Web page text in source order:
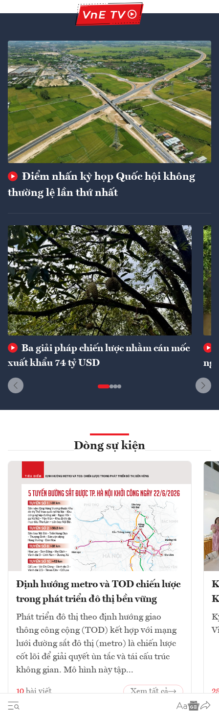
Điểm nhấn kỳ họp Quốc hội không
thường lệ lần thứ nhất
Ba giải pháp chiến lược nhằm cán mốc
xuất khẩu 74 tỷ USD
Dòng sự kiện
Định hướng metro và TOD chiến lược
trong phát triển đô thị bền vững
Phát triển đô thị theo định hướng giao
thông công cộng (TOD) kết hợp với mạng
lưới đường sắt đô thị (metro) là chiến lược
cốt lõi để giải quyết ùn tắc và tái cấu trúc
không gian. Mô hình này tập...
10bài viết Xem tất cả